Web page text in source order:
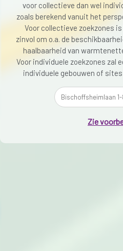
voor collectieve dan wel
zoals berekend vanuit het
Voor collectieve zoekzones
zinvol om o.a. de
haalbaarheid van
Voor individuele zoekzones zal
individuele gebouwen of
Zie